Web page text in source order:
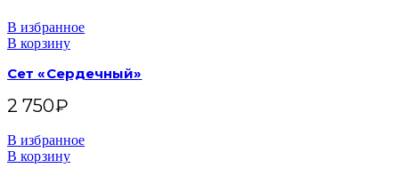
В избранное
В корзину
Сет «Сердечный»
2 750₽
В избранное
В корзину